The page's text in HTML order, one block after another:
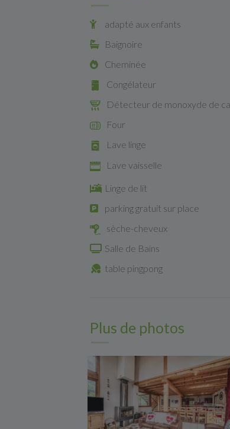
adapté aux enfants
Baignoire
Cheminée
Congélateur
Détecteur de monoxyde de
Four
Lave linge
Lave vaisselle
Linge de lit
parking gratuit sur place
sèche-cheveux
Salle de Bains
table pingpong
Plus de photos